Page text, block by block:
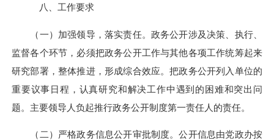
八、工作要求
（一）加强领导，落实责任。政务公开涉及决策、执行、
监督各个环节，必须把政务公开工作与其他各项工作统筹起来
研究部署，整体推进，形成综合效应。把政务公开列入单位的
重要议事日程，认真研究和解决工作中遇到的困难和突出问
题。主要领导人负起推行政务公开制度第一责任人的责任。
（二）严格政务信息公开审批制度。公开信息由党政办按